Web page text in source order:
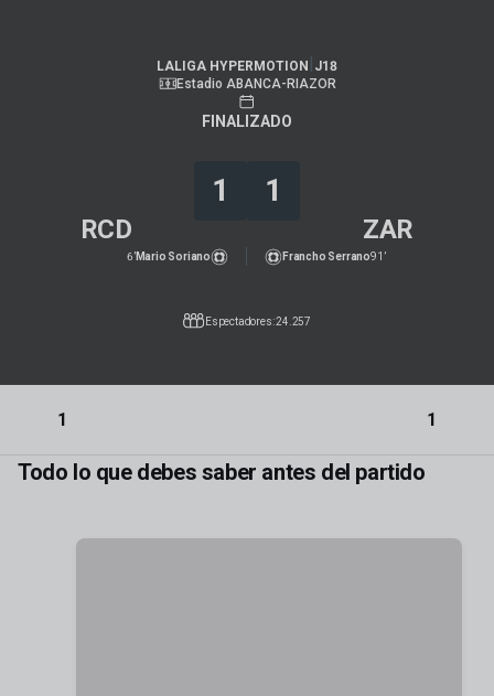
LALIGA HYPERMOTION | J18
Estadio ABANCA-RIAZOR
FINALIZADO
RCD
1 1
ZAR
6’Mario Soriano 91’
Francho Serrano
Espectadores: 24.257
1 1
Todo lo que debes saber antes del partido